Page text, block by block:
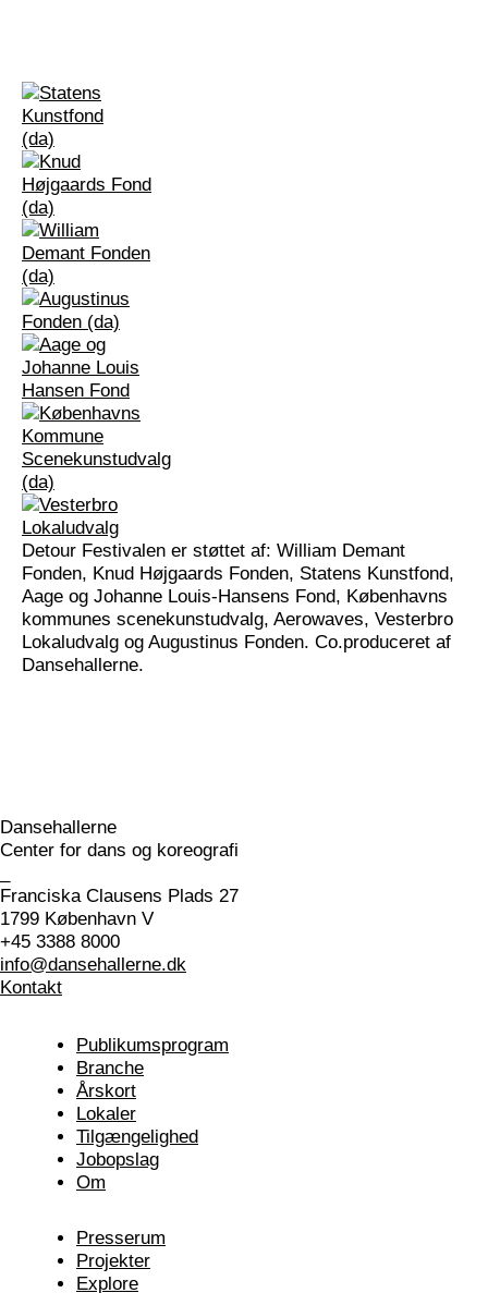
Detour Festivalen er støttet af: William Demant
Fonden, Knud Højgaards Fonden, Statens Kunstfond,
Aage og Johanne Louis-Hansens Fond, Københavns
kommunes scenekunstudvalg, Aerowaves, Vesterbro
Lokaludvalg og Augustinus Fonden. Co.produceret af
Dansehallerne.
Dansehallerne
Center for dans og koreografi
Franciska Clausens Plads 27
1799 København V
+45 3388 8000
info@dansehallerne.dk
Kontakt
Publikums­program
Branche
Årskort
Lokaler
Tilgængelighed
Jobopslag
Om
Presserum
Projekter
Explore